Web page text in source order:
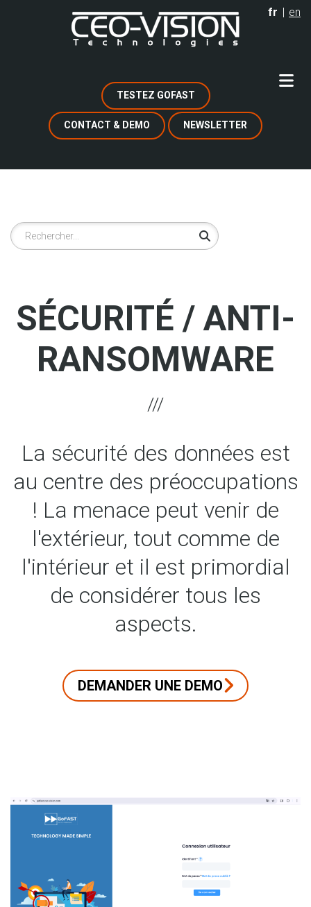
fr en
TESTEZ GOFAST
CONTACT & DEMO NEWSLETTER
Rechercher
SÉCURITÉ / ANTI-
RANSOMWARE
La sécurité des données est
au centre des préoccupations
! La menace peut venir de
l'extérieur, tout comme de
l'intérieur et il est primordial
de considérer tous les
aspects.
DEMANDER UNE DEMO